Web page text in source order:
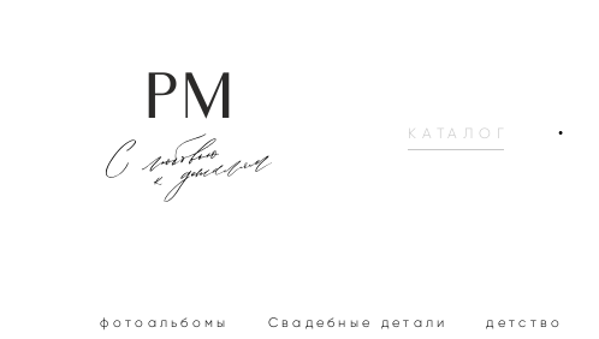
КАТАЛОГ •
фотоальбомы Свадебные детали детство